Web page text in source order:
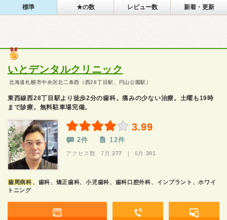
標準 ★の数 レビュー数 新着・更新
いとデンタルクリニック
北海道札幌市中央区北二条西（西28丁目駅、円山公園駅）
東西線西28丁目駅より徒歩2分の歯科。痛みの少ない治療。土曜も19時
まで診療。無料駐車場完備。
3.99
2件 12件
アクセス数 7月:277 | 6月:301
歯周病科 、歯科、矯正歯科、小児歯科、歯科口腔外科、インプラント、ホワイ
トニング